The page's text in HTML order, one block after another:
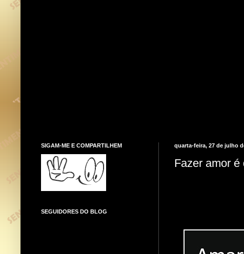
quarta-feira, 27 de julho
Fazer amor é
SIGAM-ME E COMPARTILHEM
SEGUIDORES DO BLOG